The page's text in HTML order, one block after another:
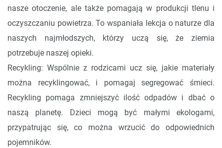
nasze otoczenie, ale także pomagają w produkcji tlenu i
oczyszczaniu powietrza. To wspaniała lekcja o naturze dla
naszych najmłodszych, którzy uczą się, że ziemia
potrzebuje naszej opieki.
Recykling: Wspólnie z rodzicami ucz się, jakie materiały
można recyklingować, i pomagaj segregować śmieci.
Recykling pomaga zmniejszyć ilość odpadów i dbać o
naszą planetę. Dzieci mogą być małymi ekologami,
przypatrując się, co można wrzucić do odpowiednich
pojemników.